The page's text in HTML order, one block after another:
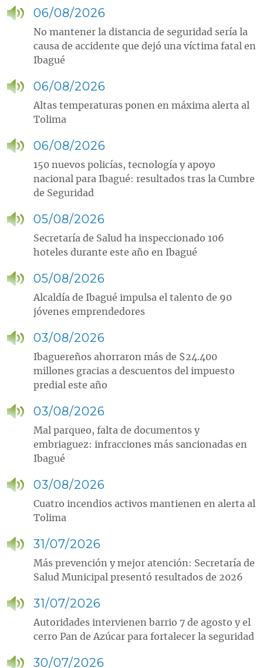
06/08/2026
No mantener la distancia de seguridad sería la
causa de accidente que dejó una víctima fatal en
Ibagué
06/08/2026
Altas temperaturas ponen en máxima alerta al
Tolima
06/08/2026
150 nuevos policías, tecnología y apoyo
nacional para Ibagué: resultados tras la Cumbre
de Seguridad
05/08/2026
Secretaría de Salud ha inspeccionado 106
hoteles durante este año en Ibagué
05/08/2026
Alcaldía de Ibagué impulsa el talento de 90
jóvenes emprendedores
03/08/2026
Ibaguereños ahorraron más de $24.400
millones gracias a descuentos del impuesto
predial este año
03/08/2026
Mal parqueo, falta de documentos y
embriaguez: infracciones más sancionadas en
Ibagué
03/08/2026
Cuatro incendios activos mantienen en alerta al
Tolima
31/07/2026
Más prevención y mejor atención: Secretaría de
Salud Municipal presentó resultados de 2026
31/07/2026
Autoridades intervienen barrio 7 de agosto y el
cerro Pan de Azúcar para fortalecer la seguridad
30/07/2026